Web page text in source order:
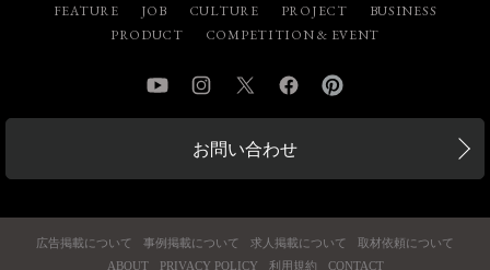
FEATURE JOB CULTURE PROJECT
BUSINESS
PRODUCT
COMPETITION & EVENT
YouTube InstagramTwitter Facebook
お問い合わせ
広告掲載について 事例掲載について 求人掲載について
取材依頼について
ABOUT
PRIVACY POLICY 利用規約 CONTACT